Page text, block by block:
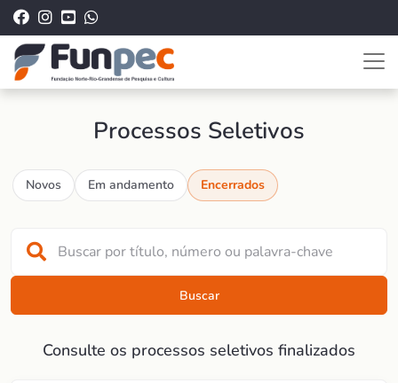
Processos Seletivos
Novos Em andamento Encerrados
Buscar
Consulte os processos seletivos finalizados